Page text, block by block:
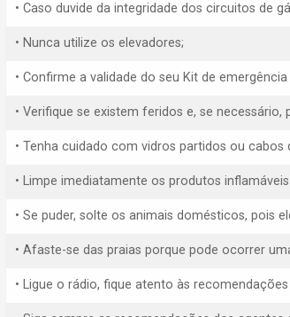
• Caso duvide da integridade dos circuitos de
• Nunca utilize os elevadores;
• Confirme a validade do seu Kit de
• Verifique se existem feridos e, se
• Tenha cuidado com vidros partidos ou
• Limpe imediatamente os produtos
• Se puder, solte os animais domésticos, pois
• Afaste-se das praias porque pode ocorrer
• Ligue o rádio, fique atento às